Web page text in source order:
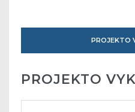
PROJEKTO
PROJEKTO